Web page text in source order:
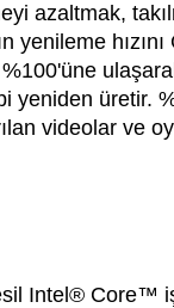
azaltmak,
yenileme
yeniden üretir.
videolar ve
Intel® Core™